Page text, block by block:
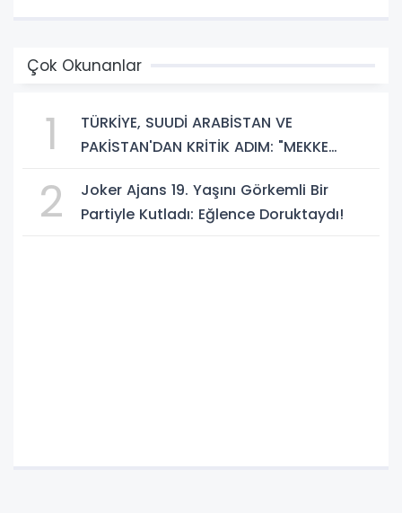
Çok Okunanlar
1
TÜRKİYE, SUUDİ ARABİSTAN VE
PAKİSTAN'DAN KRİTİK ADIM: "MEKKE
2
Joker Ajans 19. Yaşını Görkemli Bir
Partiyle Kutladı: Eğlence Doruktaydı!